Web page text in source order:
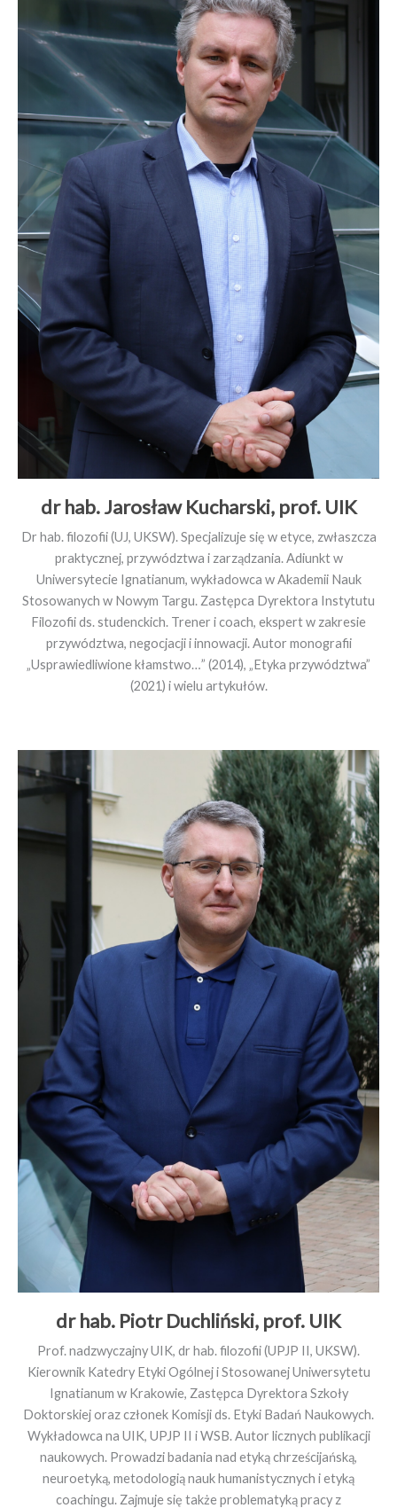
dr hab. Jarosław Kucharski, prof. UIK
Dr hab. filozofii (UJ, UKSW). Specjalizuje się w etyce, zwłaszcza
praktycznej, przywództwa i zarządzania. Adiunkt w
Uniwersytecie Ignatianum, wykładowca w Akademii Nauk
Stosowanych w Nowym Targu. Zastępca Dyrektora Instytutu
Filozofii ds. studenckich. Trener i coach, ekspert w zakresie
przywództwa, negocjacji i innowacji. Autor monografii
„Usprawiedliwione kłamstwo…” (2014), „Etyka przywództwa”
(2021) i wielu artykułów.
dr hab. Piotr Duchliński, prof. UIK
Prof. nadzwyczajny UIK, dr hab. filozofii (UPJP II, UKSW).
Kierownik Katedry Etyki Ogólnej i Stosowanej Uniwersytetu
Ignatianum w Krakowie, Zastępca Dyrektora Szkoły
Doktorskiej oraz członek Komisji ds. Etyki Badań Naukowych.
Wykładowca na UIK, UPJP II i WSB. Autor licznych publikacji
naukowych. Prowadzi badania nad etyką chrześcijańską,
neuroetyką, metodologią nauk humanistycznych i etyką
coachingu. Zajmuje się także problematyką pracy z